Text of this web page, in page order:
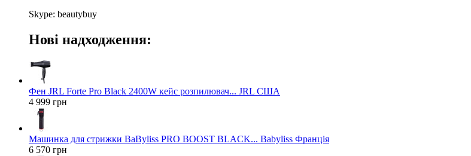
Skype: beautybuy
Нові надходження:
Фен JRL Forte Pro Black 2400W кейс розпилювач... JRL США
4 999 грн
Машинка для стрижки BaByliss PRO BOOST BLACK... Babyliss Франція
6 570 грн